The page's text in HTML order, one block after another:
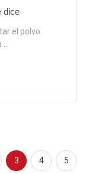
dice
el polvo
3 4 5